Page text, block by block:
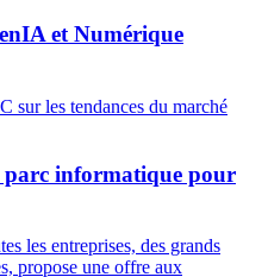
et Numérique
sur les tendances du marché
parc informatique pour
les entreprises, des grands
propose une offre aux